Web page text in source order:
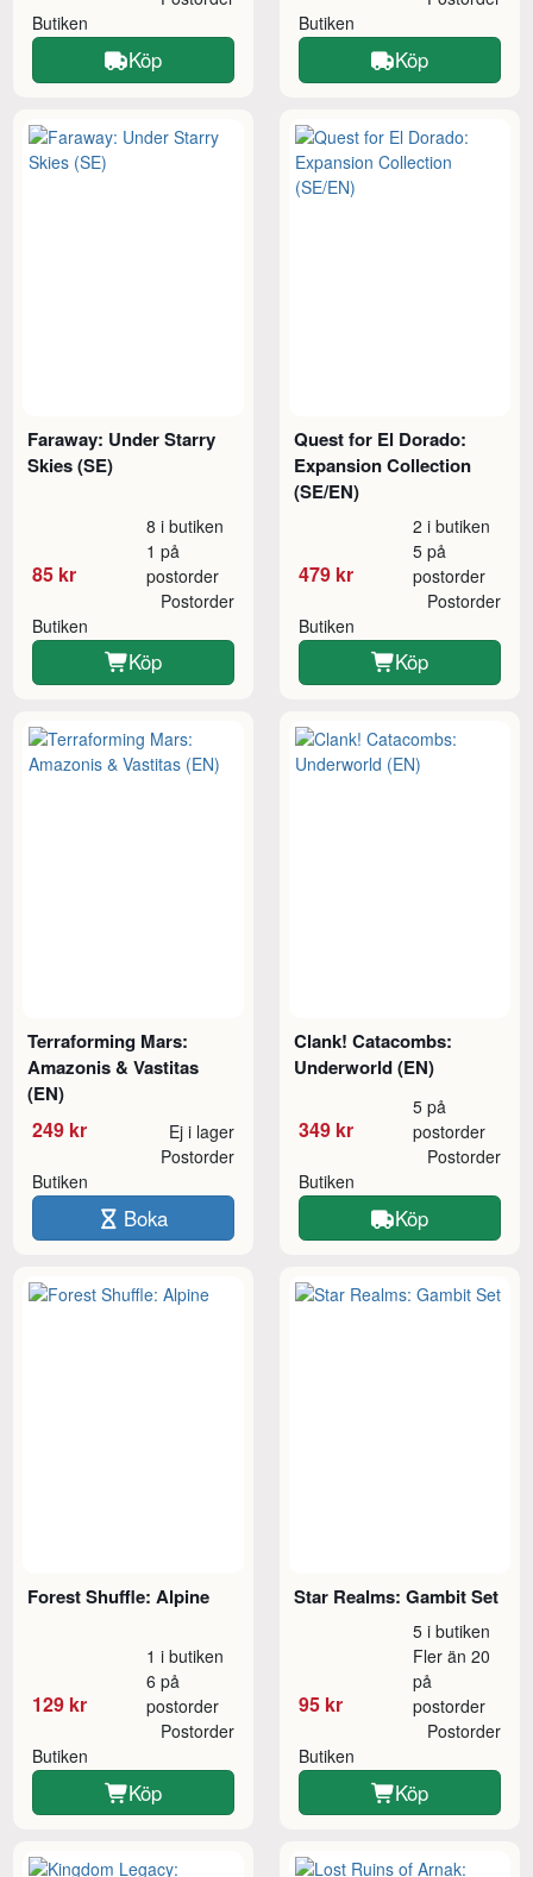
Butiken
Köp
Butiken
Köp
Faraway: Under Starry
Skies (SE)
85 kr
8 i butiken
1 på
postorder
Butiken
Postorder
Köp
Quest for El Dorado:
Expansion Collection
(SE/EN)
479 kr
2 i butiken
5 på
postorder
Butiken
Postorder
Köp
Terraforming Mars:
Amazonis & Vastitas
(EN)
249 kr Ej i lager
Butiken
Postorder
Boka
Clank! Catacombs:
Underworld (EN)
349 kr
5 på
postorder
Butiken
Postorder
Köp
Forest Shuffle: Alpine
129 kr
1 i butiken
6 på
postorder
Butiken
Postorder
Köp
Star Realms: Gambit Set
95 kr
5 i butiken
Fler än 20
på
postorder
Butiken
Postorder
Köp